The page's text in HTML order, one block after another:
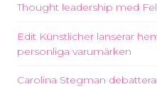
Thought leadership med
Edit Künstlicher lanserar
personliga varumärken
Carolina Stegman